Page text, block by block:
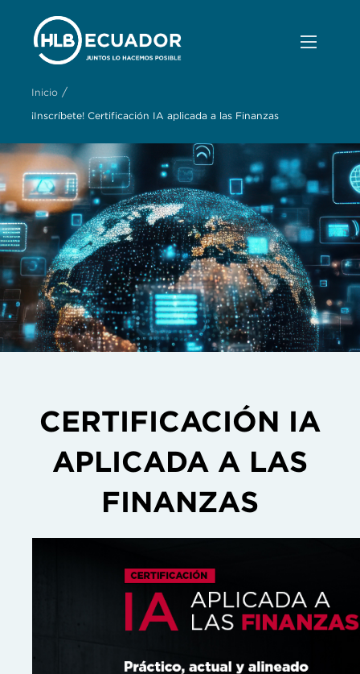
Inicio /
¡Inscríbete! Certificación IA aplicada a las Finanzas
CERTIFICACIÓN IA
APLICADA A LAS
FINANZAS